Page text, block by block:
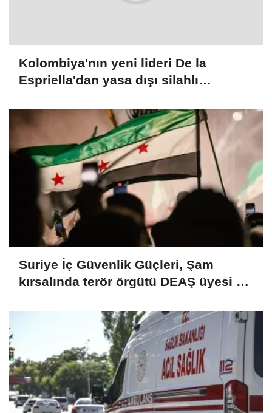
Kolombiya'nın yeni lideri De la
Espriella'dan yasa dışı silahlı
Suriye İç Güvenlik Güçleri, Şam
kırsalında terör örgütü DEAŞ üyesi 2